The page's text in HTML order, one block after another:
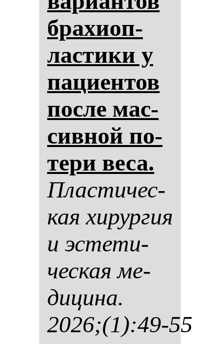
бра­хи­оп­
лас­ти­ки у
па­ци­ен­тов
пос­ле мас­
сив­ной по­
те­ри ве­са.
Плас­ти­чес­
кая хи­рур­гия
и эс­те­ти­
чес­кая ме­
ди­ци­на.
2026;(1):49-55